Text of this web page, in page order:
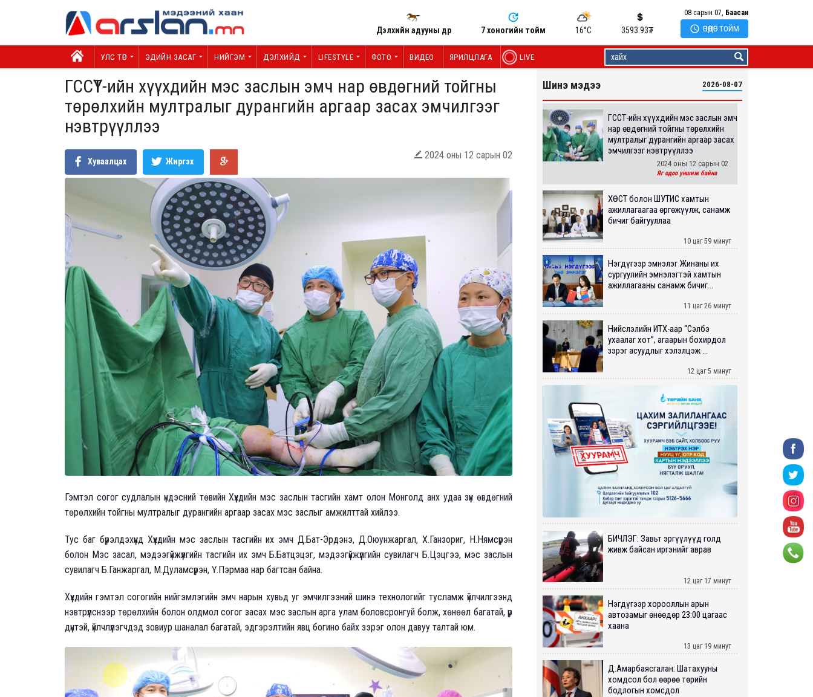
Дэлхийн адууны өдөр 7 хоногийн тойм 16°C 3593.93₮
08 сарын 07, Баасан
 ӨНӨӨДӨР ТОЙМ
УЛС ТӨР ЭДИЙН ЗАСАГ НИЙГЭМ ДЭЛХИЙД LIFESTYLE ФОТО ВИДЕО ЯРИЛЦЛАГА LIVE
ГССҮТ-ийн хүүхдийн мэс заслын эмч нар өвдөгний тойгны
төрөлхийн мултралыг дурангийн аргаар засах эмчилгээг
нэвтрүүллээ
Хуваалцах Жиргэх
 2024 оны 12 сарын 02
Гэмтэл согог судлалын үндэсний төвийн Хүүхдийн мэс заслын тасгийн хамт олон Монголд анх удаа зүүн өвдөгний
төрөлхийн тойгны мултралыг дурангийн аргаар засах мэс заслыг амжилттай хийлээ.
Тус баг бүрэлдэхүүнд Хүүхдийн мэс заслын тасгийн их эмч Д.Бат-Эрдэнэ, Д.Оюунжаргал, Х.Ганзориг, Н.Нямсүрэн
болон Мэс засал, мэдээгүйжүүлгийн тасгийн их эмч Б.Батцэцэг, мэдээгүйжүүлгийн сувилагч Б.Цэцгээ, мэс заслын
сувилагч Б.Ганжаргал, М.Дуламсүрэн, Ү.Пэрмаа нар багтсан байна.
Хүүхдийн гэмтэл согогийн нийгэмлэгийн эмч нарын хувьд уг эмчилгээний шинэ технологийг тусламж үйлчилгээнд
нэвтрүүлснээр төрөлхийн болон олдмол согог засах мэс заслын арга улам боловсронгуй болж, хөнөөл багатай, үр
дүнтэй, үйлчлүүлэгчдэд зовиур шаналал багатай, эдгэрэлтийн явц богино байх зэрэг олон давуу талтай юм.
Шинэ мэдээ 2026-08-07
ГССҮТ-ийн хүүхдийн мэс заслын эмч
нар өвдөгний тойгны төрөлхийн
мултралыг дурангийн аргаар засах
эмчилгээг нэвтрүүллээ
2024 оны 12 сарын 02
Яг одоо уншиж байна
ХӨСҮТ болон ШУТИС хамтын
ажиллагаагаа өргөжүүлж, санамж
бичиг байгууллаа
10 цаг 59 минут
Нэгдүгээр эмнэлэг Жинаны их
сургуулийн эмнэлэгтэй хамтын
ажиллагааны санамж бичиг...
11 цаг 26 минут
Нийслэлийн ИТХ-аар “Сэлбэ
ухаалаг хот”, агаарын бохирдол
зэрэг асуудлыг хэлэлцэж ...
12 цаг 5 минут
БИЧЛЭГ: Завьт эргүүлүүд голд
живж байсан иргэнийг аврав
12 цаг 17 минут
Нэгдүгээр хорооллын арын
автозамыг өнөөдөр 23:00 цагаас
хаана
13 цаг 19 минут
Д.Амарбаясгалан: Шатахууны
хомдсол бол өөрөө төрийн
бодлогын хомсдол